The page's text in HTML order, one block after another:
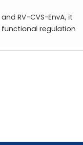
RV-CVS-EnvA, it
regulation